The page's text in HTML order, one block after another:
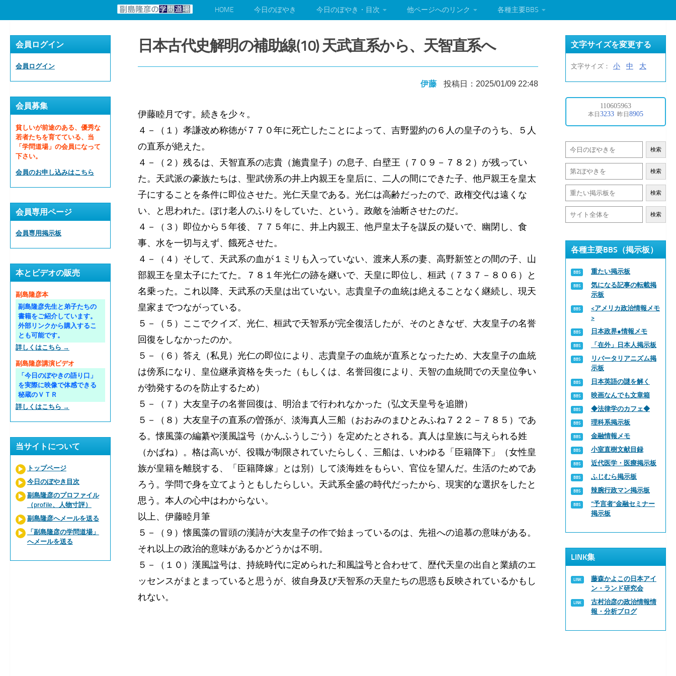
HOME 今日のぼやき 今日のぼやき・目次 他ページへのリンク 各種主要BBS
日本古代史解明の補助線(10) 天武直系から、天智直系へ
伊藤 投稿日：2025/01/09 22:48
伊藤睦月です。続きを少々。
４－（１）孝謙改め称徳が７７０年に死亡したことによって、吉野盟約の６人の皇子のうち、５人
の直系が絶えた。
４－（２）残るは、天智直系の志貴（施貴皇子）の息子、白壁王（７０９－７８２）が残ってい
た。天武派の豪族たちは、聖武傍系の井上内親王を皇后に、二人の間にできた子、他戸親王を皇太
子にすることを条件に即位させた。光仁天皇である。光仁は高齢だったので、政権交代は遠くな
い、と思われた。ぼけ老人のふりをしていた、という。政敵を油断させたのだ。
４－（３）即位から５年後、７７５年に、井上内親王、他戸皇太子を謀反の疑いで、幽閉し、食
事、水を一切与えず、餓死させた。
４－（４）そして、天武系の血が１ミリも入っていない、渡来人系の妻、高野新笠との間の子、山
部親王を皇太子にたてた。７８１年光仁の跡を継いで、天皇に即位し、桓武（７３７－８０６）と
名乗った。これ以降、天武系の天皇は出ていない。志貴皇子の血統は絶えることなく継続し、現天
皇家までつながっている。
５－（５）ここでクイズ、光仁、桓武で天智系が完全復活したが、そのときなぜ、大友皇子の名誉
回復をしなかったのか。
５－（６）答え（私見）光仁の即位により、志貴皇子の血統が直系となったため、大友皇子の血統
は傍系になり、皇位継承資格を失った（もしくは、名誉回復により、天智の血統間での天皇位争い
が勃発するのを防止するため）
５－（７）大友皇子の名誉回復は、明治まで行われなかった（弘文天皇号を追贈）
５－（８）大友皇子の直系の曽孫が、淡海真人三船（おおみのまひとみふね７２２－７８５）であ
る。懐風藻の編纂や漢風諡号（かんふうしごう）を定めたとされる。真人は皇族に与えられる姓
（かばね）。格は高いが、役職が制限されていたらしく、三船は、いわゆる「臣籍降下」（女性皇
族が皇籍を離脱する、「臣籍降嫁」とは別）して淡海姓をもらい、官位を望んだ。生活のためであ
ろう。学問で身を立てようともしたらしい。天武系全盛の時代だったから、現実的な選択をしたと
思う。本人の心中はわからない。
以上、伊藤睦月筆
５－（９）懐風藻の冒頭の漢詩が大友皇子の作で始まっているのは、先祖への追慕の意味がある。
それ以上の政治的意味があるかどうかは不明。
５－（１０）漢風諡号は、持統時代に定められた和風諡号と合わせて、歴代天皇の出自と業績のエ
ッセンスがまとまっていると思うが、彼自身及び天智系の天皇たちの思惑も反映されているかもし
れない。
会員ログイン
会員ログイン
会員募集
貧しいが前途のある、優秀な
若者たちを育てている、当
「学問道場」の会員になって
下さい。
会員のお申し込みはこちら
会員専用ページ
会員専用掲示板
本とビデオの販売
副島隆彦本
副島隆彦先生と弟子たちの
書籍をご紹介しています。
外部リンクから購入するこ
とも可能です。
詳しくはこちら →
副島隆彦講演ビデオ
「今日のぼやきの語り口」
を実際に映像で体感できる
秘蔵のＶＴＲ
詳しくはこちら →
当サイトについて
トップページ
今日のぼやき目次
副島隆彦のプロファイル
（profile、人物寸評）
副島隆彦へメールを送る
「副島隆彦の学問道場」
へメールを送る
文字サイズを変更する
文字サイズ： 小 中 大
検索
検索
検索
検索
各種主要BBS（掲示板）
重たい掲示板
気になる記事の転載掲
示板
<アメリカ政治情報メモ
>
日本政界●情報メモ
「在外」日本人掲示板
リバータリアニズム掲
示板
日本英語の謎を解く
映画なんでも文章箱
◆法律学のカフェ◆
理科系掲示板
金融情報メモ
小室直樹文献目録
近代医学・医療掲示板
ふじむら掲示板
辣腕行政マン掲示板
“予言者”金融セミナー
掲示板
LINK集
藤森かよこの日本アイ
ン・ランド研究会
古村治彦の政治情報情
報・分析ブログ